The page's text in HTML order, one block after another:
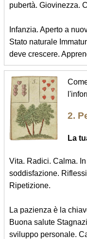
pubertà. Giovinezza.
Infanzia. Aperto a
Stato naturale
deve crescere.
2.
La
Vita. Radici. Calma.
soddisfazione.
Ripetizione.
La pazienza è la
Buona salute
sviluppo personale.